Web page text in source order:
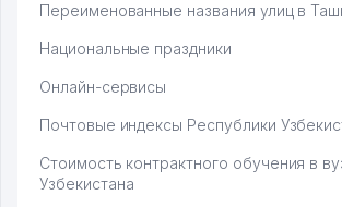
Переименованные названия улиц в
Национальные праздники
Онлайн-сервисы
Почтовые индексы Республики
Стоимость контрактного обучения в
Узбекистана